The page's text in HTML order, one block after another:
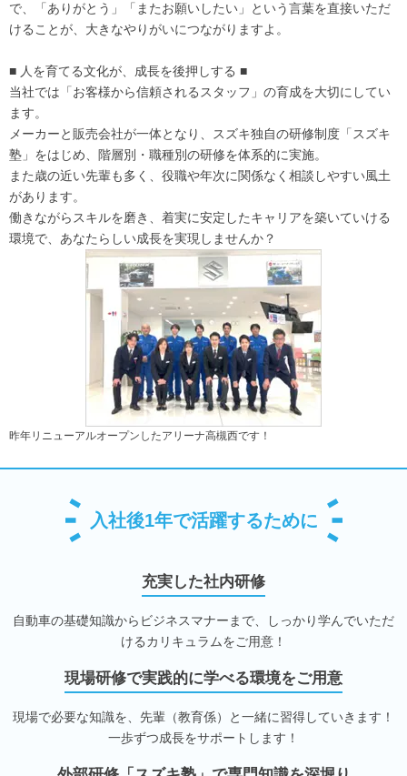
で、「ありがとう」「またお願いしたい」という言葉を直接いただ
けることが、大きなやりがいにつながりますよ。
■ 人を育てる文化が、成長を後押しする ■
当社では「お客様から信頼されるスタッフ」の育成を大切にしてい
ます。
メーカーと販売会社が一体となり、スズキ独自の研修制度「スズキ
塾」をはじめ、階層別・職種別の研修を体系的に実施。
また歳の近い先輩も多く、役職や年次に関係なく相談しやすい風土
があります。
働きながらスキルを磨き、着実に安定したキャリアを築いていける
環境で、あなたらしい成長を実現しませんか？
昨年リニューアルオープンしたアリーナ高槻西です！
入社後1年で活躍するために
充実した社内研修
自動車の基礎知識からビジネスマナーまで、しっかり学んでいただ
けるカリキュラムをご用意！
現場研修で実践的に学べる環境をご用意
現場で必要な知識を、先輩（教育係）と一緒に習得していきます！
一歩ずつ成長をサポートします！